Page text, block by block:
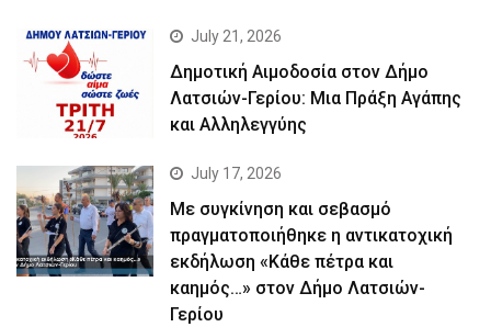
July 21, 2026
Δημοτική Αιμοδοσία στον Δήμο
Λατσιών-Γερίου: Μια Πράξη Αγάπης
και Αλληλεγγύης
July 17, 2026
Με συγκίνηση και σεβασμό
πραγματοποιήθηκε η αντικατοχική
εκδήλωση «Κάθε πέτρα και
καημός…» στον Δήμο Λατσιών-
Γερίου